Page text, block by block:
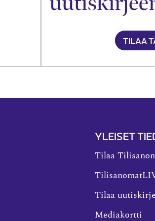
TILAA
YLEISET
Tilaa
Tilaa uutiskirje
Mediakortti